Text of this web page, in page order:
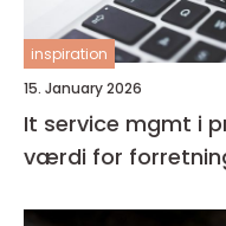
inspiration
15. January 2026
It service mgmt i
værdi for